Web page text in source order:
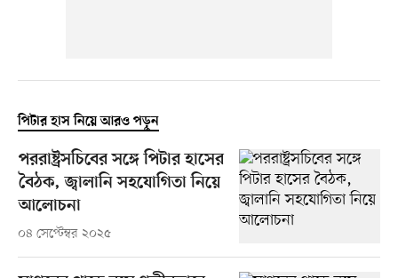
পিটার হাস নিয়ে আরও পড়ুন
পররাষ্ট্রসচিবের সঙ্গে পিটার হাসের
বৈঠক, জ্বালানি সহযোগিতা নিয়ে
আলোচনা
০৪ সেপ্টেম্বর ২০২৫